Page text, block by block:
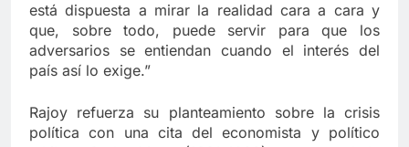
está dispuesta a mirar la realidad cara a cara y
que, sobre todo, puede servir para que los
adversarios se entiendan cuando el interés del
país así lo exige.”
Rajoy refuerza su planteamiento sobre la crisis
política con una cita del economista y político